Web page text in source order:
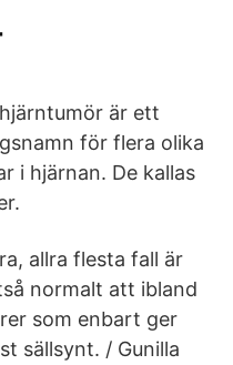
är ett
för flera olika
i hjärnan. De kallas
allra flesta fall är
normalt att ibland
som enbart ger
sällsynt. / Gunilla